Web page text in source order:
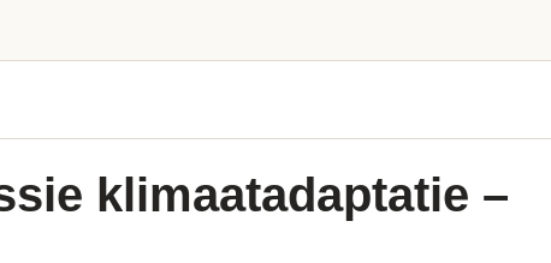
klimaatadaptatie –